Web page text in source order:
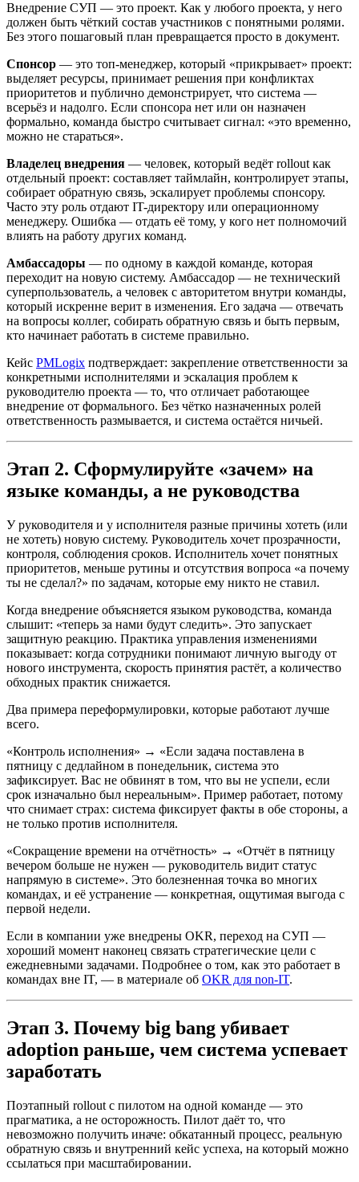
Внедрение СУП — это проект. Как у любого проекта, у него
должен быть чёткий состав участников с понятными ролями.
Без этого пошаговый план превращается просто в документ.
Спонсор — это топ-менеджер, который «прикрывает» проект:
выделяет ресурсы, принимает решения при конфликтах
приоритетов и публично демонстрирует, что система —
всерьёз и надолго. Если спонсора нет или он назначен
формально, команда быстро считывает сигнал: «это временно,
можно не стараться».
Владелец внедрения — человек, который ведёт rollout как
отдельный проект: составляет таймлайн, контролирует этапы,
собирает обратную связь, эскалирует проблемы спонсору.
Часто эту роль отдают IT-директору или операционному
менеджеру. Ошибка — отдать её тому, у кого нет полномочий
влиять на работу других команд.
Амбассадоры — по одному в каждой команде, которая
переходит на новую систему. Амбассадор — не технический
суперпользователь, а человек с авторитетом внутри команды,
который искренне верит в изменения. Его задача — отвечать
на вопросы коллег, собирать обратную связь и быть первым,
кто начинает работать в системе правильно.
Кейс PMLogix подтверждает: закрепление ответственности за
конкретными исполнителями и эскалация проблем к
руководителю проекта — то, что отличает работающее
внедрение от формального. Без чётко назначенных ролей
ответственность размывается, и система остаётся ничьей.
Этап 2. Сформулируйте «зачем» на
языке команды, а не руководства
У руководителя и у исполнителя разные причины хотеть (или
не хотеть) новую систему. Руководитель хочет прозрачности,
контроля, соблюдения сроков. Исполнитель хочет понятных
приоритетов, меньше рутины и отсутствия вопроса «а почему
ты не сделал?» по задачам, которые ему никто не ставил.
Когда внедрение объясняется языком руководства, команда
слышит: «теперь за нами будут следить». Это запускает
защитную реакцию. Практика управления изменениями
показывает: когда сотрудники понимают личную выгоду от
нового инструмента, скорость принятия растёт, а количество
обходных практик снижается.
Два примера переформулировки, которые работают лучше
всего.
«Контроль исполнения» → «Если задача поставлена в
пятницу с дедлайном в понедельник, система это
зафиксирует. Вас не обвинят в том, что вы не успели, если
срок изначально был нереальным». Пример работает, потому
что снимает страх: система фиксирует факты в обе стороны, а
не только против исполнителя.
«Сокращение времени на отчётность» → «Отчёт в пятницу
вечером больше не нужен — руководитель видит статус
напрямую в системе». Это болезненная точка во многих
командах, и её устранение — конкретная, ощутимая выгода с
первой недели.
Если в компании уже внедрены OKR, переход на СУП —
хороший момент наконец связать стратегические цели с
ежедневными задачами. Подробнее о том, как это работает в
командах вне IT, — в материале об OKR для non-IT.
Этап 3. Почему big bang убивает
adoption раньше, чем система успевает
заработать
Поэтапный rollout с пилотом на одной команде — это
прагматика, а не осторожность. Пилот даёт то, что
невозможно получить иначе: обкатанный процесс, реальную
обратную связь и внутренний кейс успеха, на который можно
ссылаться при масштабировании.